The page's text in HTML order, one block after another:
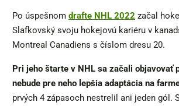
Po úspešnom drafte NHL 2022 začal
Slafkovský svoju hokejovú kariéru v
Montreal Canadiens s číslom dresu 20.
Pri jeho štarte v NHL sa začali objavovať
nebude pre neho lepšia adaptácia na
prvých 4 zápasoch nestrelil ani jeden gól.